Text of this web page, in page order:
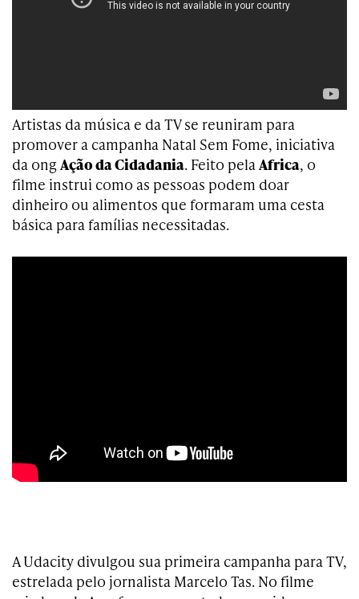
Artistas da música e da TV se reuniram para
promover a campanha Natal Sem Fome, iniciativa
da ongAção da Cidadania. Feito pelaAfrica, o
filme instrui como as pessoas podem doar
dinheiro ou alimentos que formaram uma cesta
básica para famílias necessitadas.
A Udacity divulgou sua primeira campanha para TV,
estrelada pelo jornalista Marcelo Tas. No filme